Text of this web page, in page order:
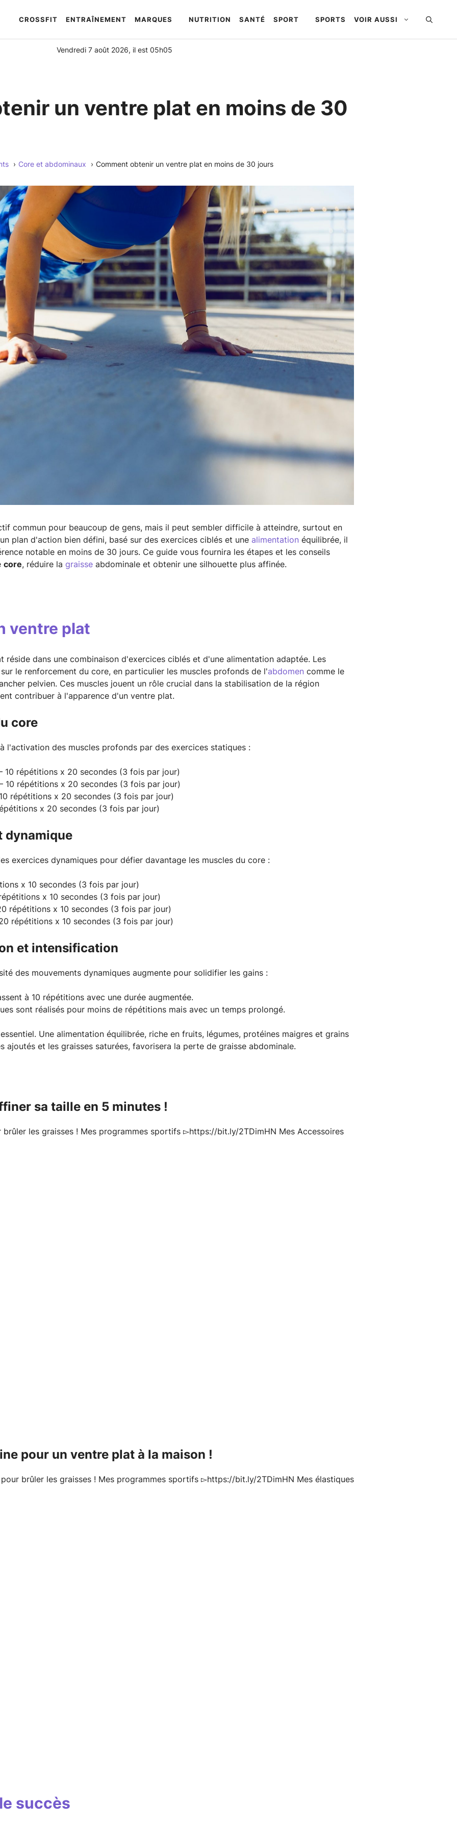
CROSSFIT ENTRAÎNEMENT MARQUES NUTRITION SANTÉ SPORT SPORTS
Automatically
Hierarchic
Version
2.1.0
Au
Docs:
https://atakanau.blogspot.com/2021/01/automatic-
category-
menu-
wp-
plugin.html
GeneratePress
(template)
|
Parent
Theme:
GeneratePress
(generatepress)
VOIR AUSSI
Vendredi 7 août 2026, il est 05h05
un ventre plat en moins de 30
Core et abdominaux Comment obtenir un ventre plat en moins de 30 jours
commun pour beaucoup de gens, mais il peut sembler difficile à atteindre, surtout en
plan d'action bien défini, basé sur des exercices ciblés et une alimentation équilibrée, il
notable en moins de 30 jours. Ce guide vous fournira les étapes et les conseils
core, réduire la graisse abdominale et obtenir une silhouette plus affinée.
ventre plat
réside dans une combinaison d'exercices ciblés et d'une alimentation adaptée. Les
le renforcement du core, en particulier les muscles profonds de l'abdomen comme le
pelvien. Ces muscles jouent un rôle crucial dans la stabilisation de la région
contribuer à l'apparence d'un ventre plat.
core
l'activation des muscles profonds par des exercices statiques :
10 répétitions x 20 secondes (3 fois par jour)
10 répétitions x 20 secondes (3 fois par jour)
répétitions x 20 secondes (3 fois par jour)
x 20 secondes (3 fois par jour)
dynamique
exercices dynamiques pour défier davantage les muscles du core :
x 10 secondes (3 fois par jour)
x 10 secondes (3 fois par jour)
répétitions x 10 secondes (3 fois par jour)
répétitions x 10 secondes (3 fois par jour)
et intensification
des mouvements dynamiques augmente pour solidifier les gains :
à 10 répétitions avec une durée augmentée.
sont réalisés pour moins de répétitions mais avec un temps prolongé.
Une alimentation équilibrée, riche en fruits, légumes, protéines maigres et grains
ajoutés et les graisses saturées, favorisera la perte de graisse abdominale.
sa taille en 5 minutes !
brûler les graisses ! Mes programmes sportifs ▻https://bit.ly/2TDimHN Mes Accessoires
pour un ventre plat à la maison !
brûler les graisses ! Mes programmes sportifs ▻https://bit.ly/2TDimHN Mes élastiques
succès